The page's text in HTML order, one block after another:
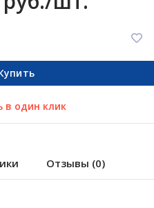
в один клик
Отзывы (0)